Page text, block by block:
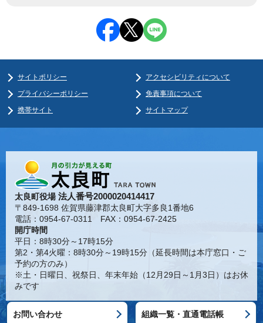
サイトポリシー
アクセシビリティについて
プライバシーポリシー
免責事項について
携帯サイト
サイトマップ
太良町役場法人番号2000020414417
〒849-1698 佐賀県藤津郡太良町大字多良1番地6
電話：0954-67-0311 FAX：0954-67-2425
開庁時間
平日：8時30分～17時15分
第2・第4火曜：8時30分～19時15分（延長時間は本庁窓口・ご
予約の方のみ）
※土・日曜日、祝祭日、年末年始（12月29日～1月3日）はお休
みです
お問い合わせ 組織一覧・直通電話帳